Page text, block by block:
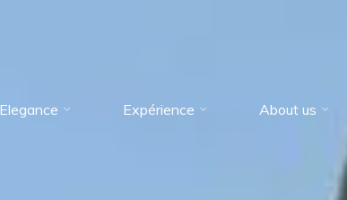
Elegance Expérience About us